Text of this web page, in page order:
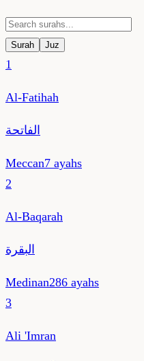
Surah Juz
1
Al-Fatihah
الفاتحة
Meccan7 ayahs
2
Al-Baqarah
البقرة
Medinan286 ayahs
3
Ali 'Imran